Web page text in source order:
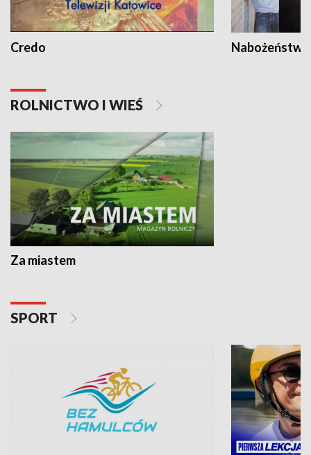
Credo
ROLNICTWO I WIEŚ
Za miastem
SPORT